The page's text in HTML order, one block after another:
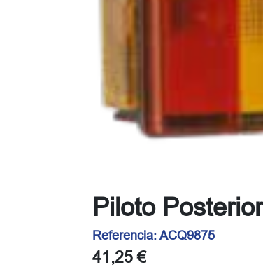
Piloto
Referencia:ACQ9875
41,25€